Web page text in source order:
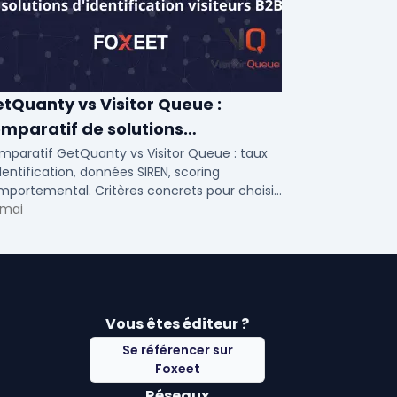
vs Visitor Queue :
de solutions
visiteurs B2B
GetQuanty vs Visitor Queue : taux
données SIREN, scoring
Critères concrets pour choisir
solution de lead generation B2B en PME et
Vous êtes éditeur ?
Se référencer sur
Foxeet